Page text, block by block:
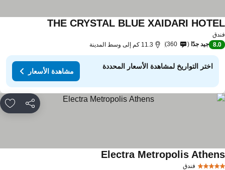
THE CRYSTAL BLUE XAIDARIمشاهدة الأسعار
8.0 جيد جدًا 360 11.3 كم إلى وسط المدينة
اختر التواريخ لمشاهدة الأسعار المحددة
مشاهدة الأسعار
مشاركة
فندق
Electra Metropolisمشاهدة الأسعار